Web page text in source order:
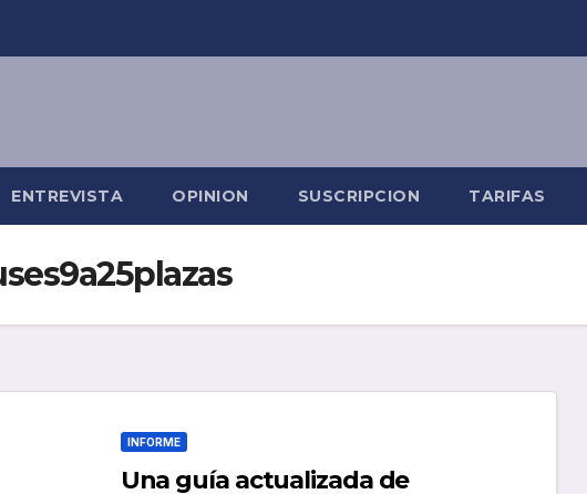
ENTREVISTA OPINION SUSCRIPCION TARIFAS
INFORME
Una guía actualizada de